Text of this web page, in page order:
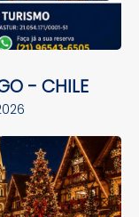
- CHILE